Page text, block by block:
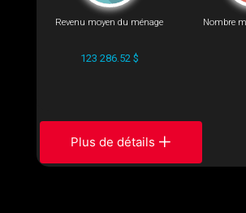
Revenu moyen du ménage
123 286.52 $
Nombre
Plus de détails